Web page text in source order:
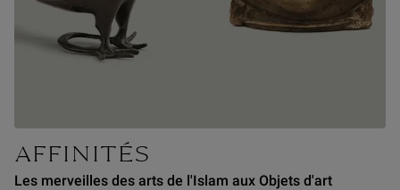
AFFINITÉS
Les merveilles des arts de l'Islam aux Objets d'art